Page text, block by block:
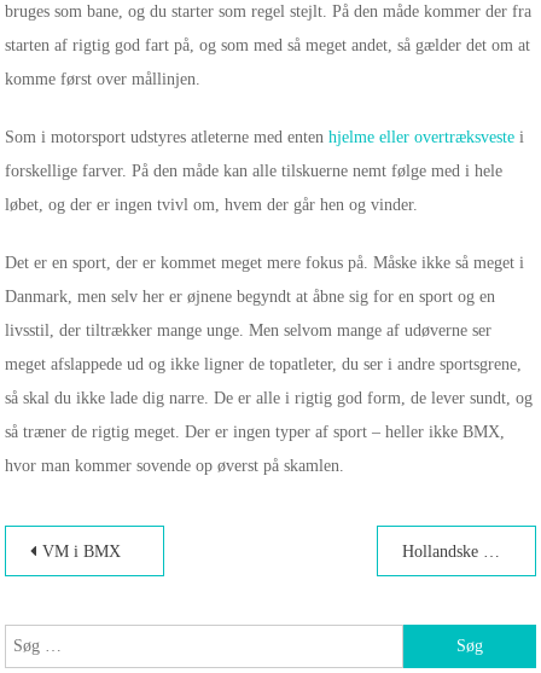
bruges som bane, og du starter som regel stejlt. På den måde kommer der fra
starten af rigtig god fart på, og som med så meget andet, så gælder det om at
komme først over mållinjen.
Som i motorsport udstyres atleterne med entenhjelme eller overtræksveste i
forskellige farver. På den måde kan alle tilskuerne nemt følge med i hele
løbet, og der er ingen tvivl om, hvem der går hen og vinder.
Det er en sport, der er kommet meget mere fokus på. Måske ikke så meget i
Danmark, men selv her er øjnene begyndt at åbne sig for en sport og en
livsstil, der tiltrækker mange unge. Men selvom mange af udøverne ser
meget afslappede ud og ikke ligner de topatleter, du ser i andre sportsgrene,
så skal du ikke lade dig narre. De er alle i rigtig god form, de lever sundt, og
så træner de rigtig meget. Der er ingen typer af sport – heller ikke BMX,
hvor man kommer sovende op øverst på skamlen.
Indlægsnavigation
VM i BMX